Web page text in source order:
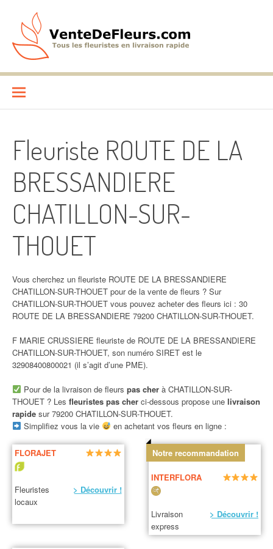
contenu
VenteDeFleurs.com
Fleuriste ROUTE DE LA
BRESSANDIERE
CHATILLON-SUR-
THOUET
Vous cherchez un fleuriste ROUTE DE LA BRESSANDIERE
CHATILLON-SUR-THOUET pour de la vente de fleurs ? Sur
CHATILLON-SUR-THOUET vous pouvez acheter des fleurs ici : 30
ROUTE DE LA BRESSANDIERE 79200 CHATILLON-SUR-THOUET.
F MARIE CRUSSIERE fleuriste de ROUTE DE LA BRESSANDIERE
CHATILLON-SUR-THOUET, son numéro SIRET est le
32908400800021 (il s’agit d’une PME).
Pour de la livraison de fleurs pas cherà CHATILLON-SUR-
THOUET ? Les fleuristes pas cher ci-dessous propose une livraison
rapide sur 79200 CHATILLON-SUR-THOUET.
Simplifiez vous la vie
en achetant vos fleurs en ligne :
FLORAJET
Fleuristes
locaux
> Découvrir !
Notre recommandation
INTERFLORA
Livraison
express
> Découvrir !